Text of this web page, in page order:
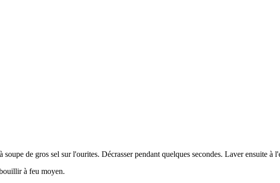
de gros sel sur l'ourites. Décrasser pendant quelques secondes. Laver ensuite à
à feu moyen.